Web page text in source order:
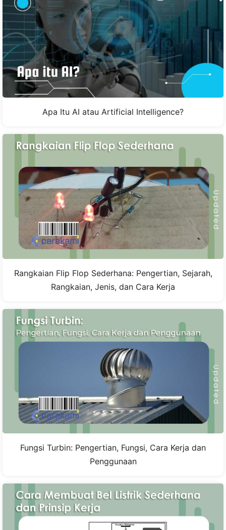
Apa Itu AI atau Artificial Intelligence?
Rangkaian Flip Flop Sederhana: Pengertian, Sejarah,
Rangkaian, Jenis, dan Cara Kerja
Fungsi Turbin: Pengertian, Fungsi, Cara Kerja dan
Penggunaan